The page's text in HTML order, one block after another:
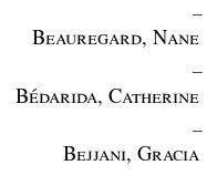
Beauregard, Nane
Bédarida, Catherine
Bejjani, Gracia